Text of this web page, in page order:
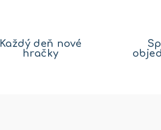
Každý deň nové
hračky